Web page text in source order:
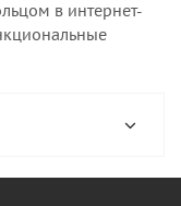
в интернет-